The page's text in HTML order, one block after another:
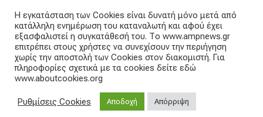
Subscribe
Public Opinion - Ignition- A magazine theme for WordPress
A theme byCSSIgniter - Powered by WordPress
Η εγκατάσταση των Cookies είναι δυνατή μόνο μετά από
κατάλληλη ενημέρωση του καταναλωτή και αφού έχει
εξασφαλιστεί η συγκατάθεσή του. Το www.ampnews.gr
επιτρέπει στους χρήστες να συνεχίσουν την περιήγηση
χωρίς την αποστολή των Cookies στον διακομιστή. Για
πληροφορίες σχετικά με τα cookies δείτε εδώ
www.aboutcookies.org
Ρυθμίσεις Cookies Αποδοχή Απόρριψη